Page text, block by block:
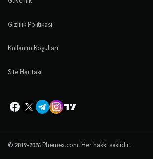
Gizlilik Politikası
Kullanım Koşulları
Site Haritası
© 2019-2026 Phemex.com. Her hakkı saklıdır.